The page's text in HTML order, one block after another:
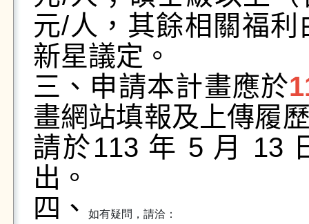
元/人， 其餘相關福
新星議定。
三、申請本計畫應於
畫網站填報及上傳履
請於113 年 5 月 13
出。
四、
如有疑問，請洽：